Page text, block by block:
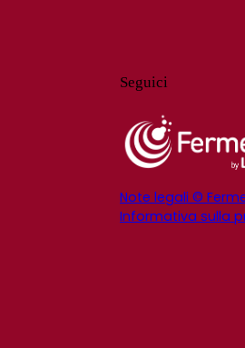
Seguici
Note legali ©
Informativa sulla